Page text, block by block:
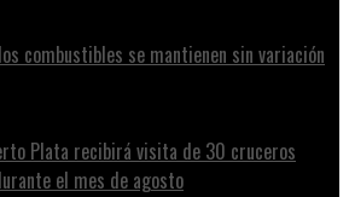
combustibles se mantienen sin variación
Plata recibirá visita de 30 cruceros
el mes de agosto